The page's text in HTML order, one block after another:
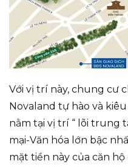
Với vị trí này, chung cư
Novaland tự hào và
nằm tại vị trí “ lõi trung
mại-Văn hóa lớn bậc
mặt tiền này của căn